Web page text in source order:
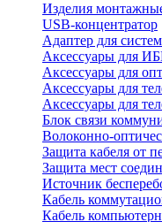
Изделия
USB-концентратор
Адаптер для
Аксессуары для
Аксессуары для
Аксессуары для
Аксессуары для
Блок связи
Волоконно-
Защита кабеля от
Защита мест
Источник
Кабель
Кабель